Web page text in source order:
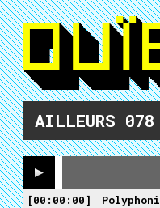
AILLEURS 078
00:00:00